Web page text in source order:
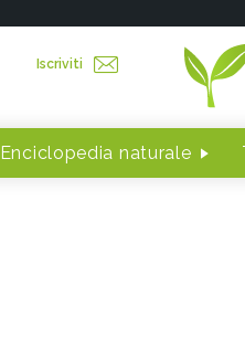
Iscriviti
Enciclopedia naturale